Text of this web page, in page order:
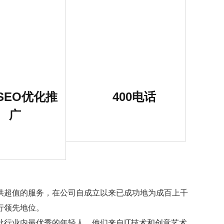
优化推
广
400电话
值的服务，在公司自成立以来已成功地为成百上千
先地位。